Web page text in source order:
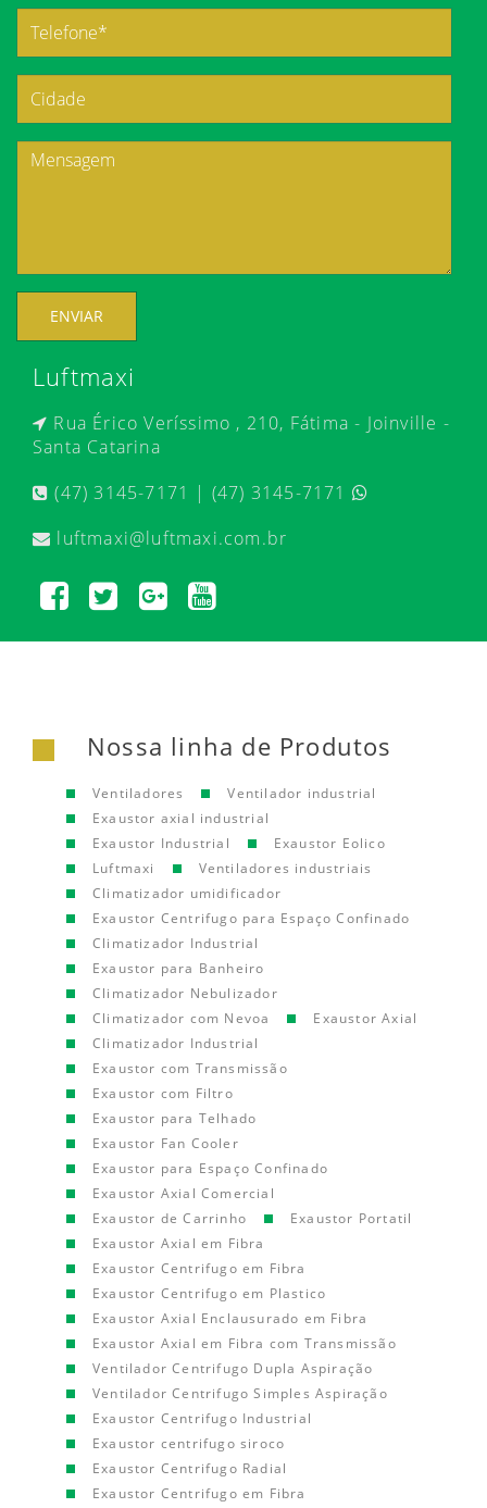
ENVIAR
Luftmaxi
Rua Érico Veríssimo , 210, Fátima - Joinville -
Santa Catarina
(47) 3145-7171 | (47) 3145-7171
luftmaxi@luftmaxi.com.br
Nossa linha de Produtos
Ventiladores
Ventilador industrial
Exaustor axial industrial
Exaustor Industrial
Exaustor Eolico
Luftmaxi
Ventiladores industriais
Climatizador umidificador
Exaustor Centrifugo para Espaço Confinado
Climatizador Industrial
Exaustor para Banheiro
Climatizador Nebulizador
Climatizador com Nevoa
Exaustor Axial
Climatizador Industrial
Exaustor com Transmissão
Exaustor com Filtro
Exaustor para Telhado
Exaustor Fan Cooler
Exaustor para Espaço Confinado
Exaustor Axial Comercial
Exaustor de Carrinho
Exaustor Portatil
Exaustor Axial em Fibra
Exaustor Centrifugo em Fibra
Exaustor Centrifugo em Plastico
Exaustor Axial Enclausurado em Fibra
Exaustor Axial em Fibra com Transmissão
Ventilador Centrifugo Dupla Aspiração
Ventilador Centrifugo Simples Aspiração
Exaustor Centrifugo Industrial
Exaustor centrifugo siroco
Exaustor Centrifugo Radial
Exaustor Centrifugo em Fibra